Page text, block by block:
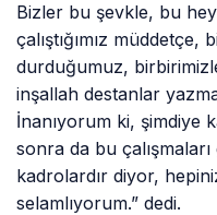
Bizler bu şevkle, bu
çalıştığımız müddetçe,
durduğumuz,
inşallah destanlar
İnanıyorum ki, şimdiye
sonra da bu
kadrolardır diyor,
selamlıyorum.” dedi.